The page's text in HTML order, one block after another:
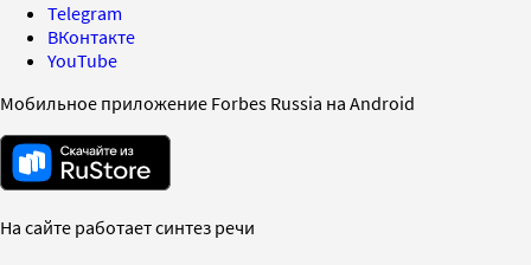
Telegram
ВКонтакте
YouTube
Мобильное приложение Forbes Russia на Android
На сайте работает синтез речи